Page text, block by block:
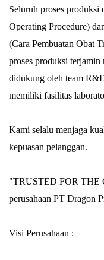
Seluruh proses produksi
Operating Procedure)
(Cara Pembuatan Obat
proses produksi
didukung oleh team
memiliki fasilitas
Kami selalu menjaga
kepuasan pelanggan.
"TRUSTED FOR THE
perusahaan PT Dragon
Visi Perusahaan :